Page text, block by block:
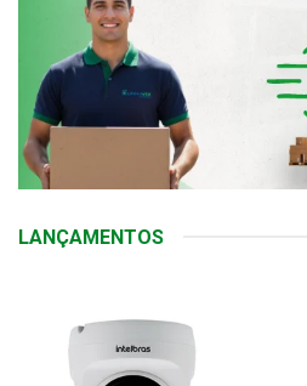
LANÇAMENTOS